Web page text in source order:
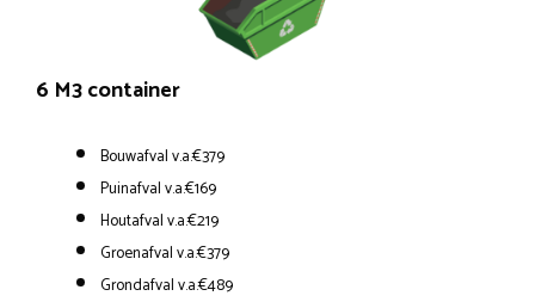
6 M3 container
Bouwafval v.a.€379
Puinafval v.a.€169
Houtafval v.a.€219
Groenafval v.a.€379
Grondafval v.a.€489